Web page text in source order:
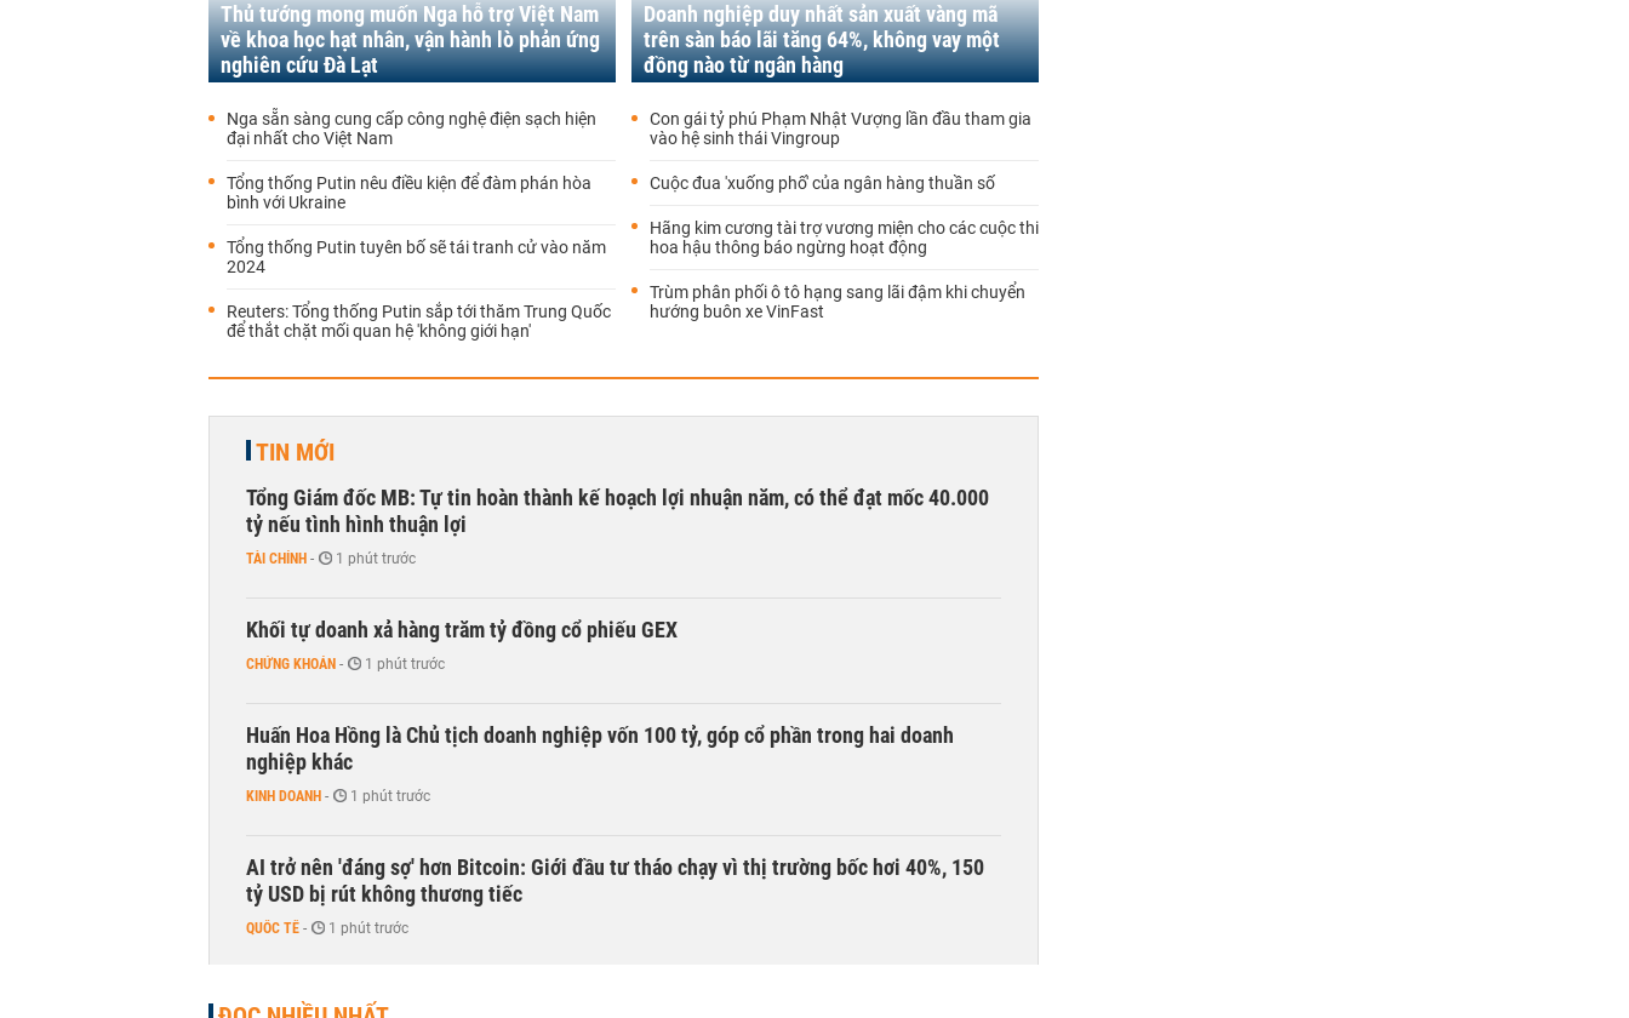
Thủ tướng mong muốn Nga hỗ trợ Việt Nam
về khoa học hạt nhân, vận hành lò phản ứng
nghiên cứu Đà Lạt
Nga sẵn sàng cung cấp công nghệ điện sạch hiện
đại nhất cho Việt Nam
Tổng thống Putin nêu điều kiện để đàm phán hòa
bình với Ukraine
Tổng thống Putin tuyên bố sẽ tái tranh cử vào năm
2024
Reuters: Tổng thống Putin sắp tới thăm Trung Quốc
để thắt chặt mối quan hệ 'không giới hạn'
Doanh nghiệp duy nhất sản xuất vàng mã
trên sàn báo lãi tăng 64%, không vay một
đồng nào từ ngân hàng
Con gái tỷ phú Phạm Nhật Vượng lần đầu tham gia
vào hệ sinh thái Vingroup
Cuộc đua 'xuống phố' của ngân hàng thuần số
Hãng kim cương tài trợ vương miện cho các cuộc thi
hoa hậu thông báo ngừng hoạt động
Trùm phân phối ô tô hạng sang lãi đậm khi chuyển
hướng buôn xe VinFast
TIN MỚI
Tổng Giám đốc MB: Tự tin hoàn thành kế hoạch lợi nhuận năm, có thể đạt mốc 40.000
tỷ nếu tình hình thuận lợi
TÀI CHÍNH - 1 phút trước
Khối tự doanh xả hàng trăm tỷ đồng cổ phiếu GEX
CHỨNG KHOÁN - 1 phút trước
Huấn Hoa Hồng là Chủ tịch doanh nghiệp vốn 100 tỷ, góp cổ phần trong hai doanh
nghiệp khác
KINH DOANH - 1 phút trước
AI trở nên 'đáng sợ' hơn Bitcoin: Giới đầu tư tháo chạy vì thị trường bốc hơi 40%, 150
tỷ USD bị rút không thương tiếc
QUỐC TẾ - 1 phút trước
Doanh nghiệp duy nhất sản xuất vàng mã trên sàn báo lãi tăng 64%, không vay một